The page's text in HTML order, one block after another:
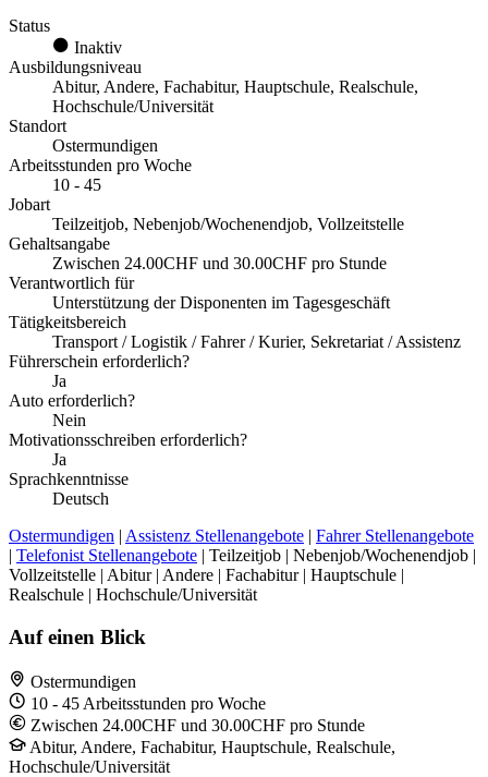
Status
Inaktiv
Ausbildungsniveau
Abitur, Andere, Fachabitur, Hauptschule, Realschule,
Hochschule/Universität
Standort
Ostermundigen
Arbeitsstunden pro Woche
10 - 45
Jobart
Teilzeitjob, Nebenjob/Wochenendjob, Vollzeitstelle
Gehaltsangabe
Zwischen 24.00CHF und 30.00CHF pro Stunde
Verantwortlich für
Unterstützung der Disponenten im Tagesgeschäft
Tätigkeitsbereich
Transport / Logistik / Fahrer / Kurier, Sekretariat / Assistenz
Führerschein erforderlich?
Ja
Auto erforderlich?
Nein
Motivationsschreiben erforderlich?
Ja
Sprachkenntnisse
Deutsch
Ostermundigen | Assistenz Stellenangebote | Fahrer Stellenangebote
| Telefonist Stellenangebote | Teilzeitjob | Nebenjob/Wochenendjob |
Vollzeitstelle | Abitur | Andere | Fachabitur | Hauptschule |
Realschule | Hochschule/Universität
Auf einen Blick
Ostermundigen
10 - 45 Arbeitsstunden pro Woche
Zwischen 24.00CHF und 30.00CHF pro Stunde
Abitur, Andere, Fachabitur, Hauptschule, Realschule,
Hochschule/Universität